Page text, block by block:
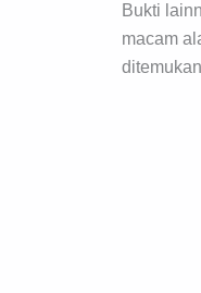
Bukti
macam